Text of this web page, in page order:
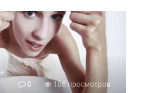
0
186 просмотров